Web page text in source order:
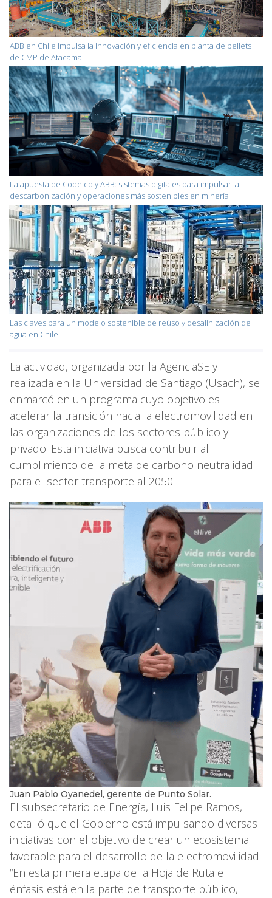
ABB en Chile impulsa la innovación y eficiencia en planta de pellets
de CMP de Atacama
La apuesta de Codelco y ABB: sistemas digitales para impulsar la
descarbonización y operaciones más sostenibles en minería
Las claves para un modelo sostenible de reúso y desalinización de
agua en Chile
La actividad, organizada por la AgenciaSE y
realizada en la Universidad de Santiago (Usach), se
enmarcó en un programa cuyo objetivo es
acelerar la transición hacia la electromovilidad en
las organizaciones de los sectores público y
privado. Esta iniciativa busca contribuir al
cumplimiento de la meta de carbono neutralidad
para el sector transporte al 2050.
Juan Pablo Oyanedel, gerente de Punto Solar.
El subsecretario de Energía, Luis Felipe Ramos,
detalló que el Gobierno está impulsando diversas
iniciativas con el objetivo de crear un ecosistema
favorable para el desarrollo de la electromovilidad.
“En esta primera etapa de la Hoja de Ruta el
énfasis está en la parte de transporte público,